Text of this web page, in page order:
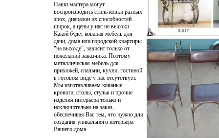
Наши мастера могут
воспроизводить стиль ковки разных
эпох, диапазон их способностей
широк, а цены у нас не высоки.
Какой будет кованая мебель для
дачи, дома или городской квартиры
"на выходе", зависит только от
пожеланий заказчика. Поэтому
металлическая мебель для
прихожей, спальни, кухни, гостиной
в готовом виде у нас отсутствует.
Мы изготавливаем кованые
кровати, столы, стулья и прочие
изделия интерьера только и
исключительно на заказ,
обеспечивая Вас тем, что нужно для
создания уникального интерьера
Вашего дома.